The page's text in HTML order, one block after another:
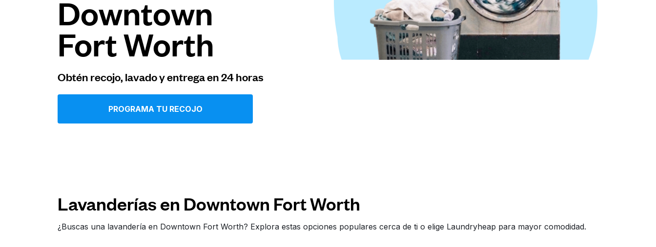
Iniciar sesión
Descarga nuestra app
Downtown
Fort Worth
Obtén recojo, lavado y entrega en 24 horas
PROGRAMA TU RECOJO
Lavanderías en Downtown Fort Worth
¿Buscas una lavandería en Downtown Fort Worth? Explora estas opciones populares cerca de ti o elige Laundryheap para mayor comodidad.